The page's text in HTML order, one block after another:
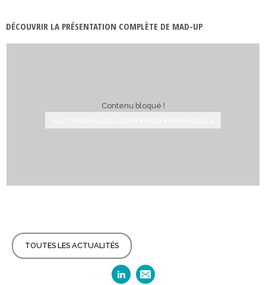
DÉCOUVRIR LA PRÉSENTATION COMPLÈTE DE MAD-UP
Contenu bloqué !
TOUTES LES ACTUALITÉS